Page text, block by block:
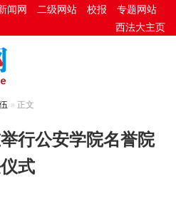
闻网 二级网站 校报
专题网站
西法大主页
正文
行公安学院名誉院
式